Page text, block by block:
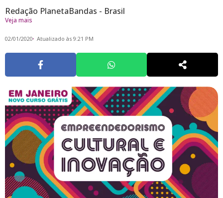
Redação PlanetaBandas - Brasil
Veja mais
02/01/2020 Atualizado às 9:21 PM